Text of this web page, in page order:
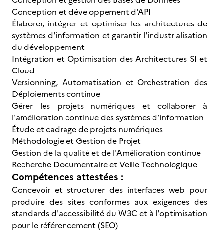
Conception et développement d'API
Élaborer, intégrer et optimiser les architectures de
systèmes d'information et garantir l'industrialisation
du développement
Intégration et Optimisation des Architectures SI et
Cloud
Versionning, Automatisation et Orchestration des
Déploiements continue
Gérer les projets numériques et collaborer à
l'amélioration continue des systèmes d'information
Étude et cadrage de projets numériques
Méthodologie et Gestion de Projet
Gestion de la qualité et de l'Amélioration continue
Recherche Documentaire et Veille Technologique
Compétences attestées :
Concevoir et structurer des interfaces web pour
produire des sites conformes aux exigences des
standards d'accessibilité du W3C et à l'optimisation
pour le référencement (SEO)